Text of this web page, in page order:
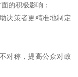
的积极影响：
决策者更精准地制定
对称，提高公众对政